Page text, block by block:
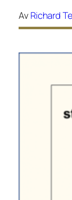
AvRichard